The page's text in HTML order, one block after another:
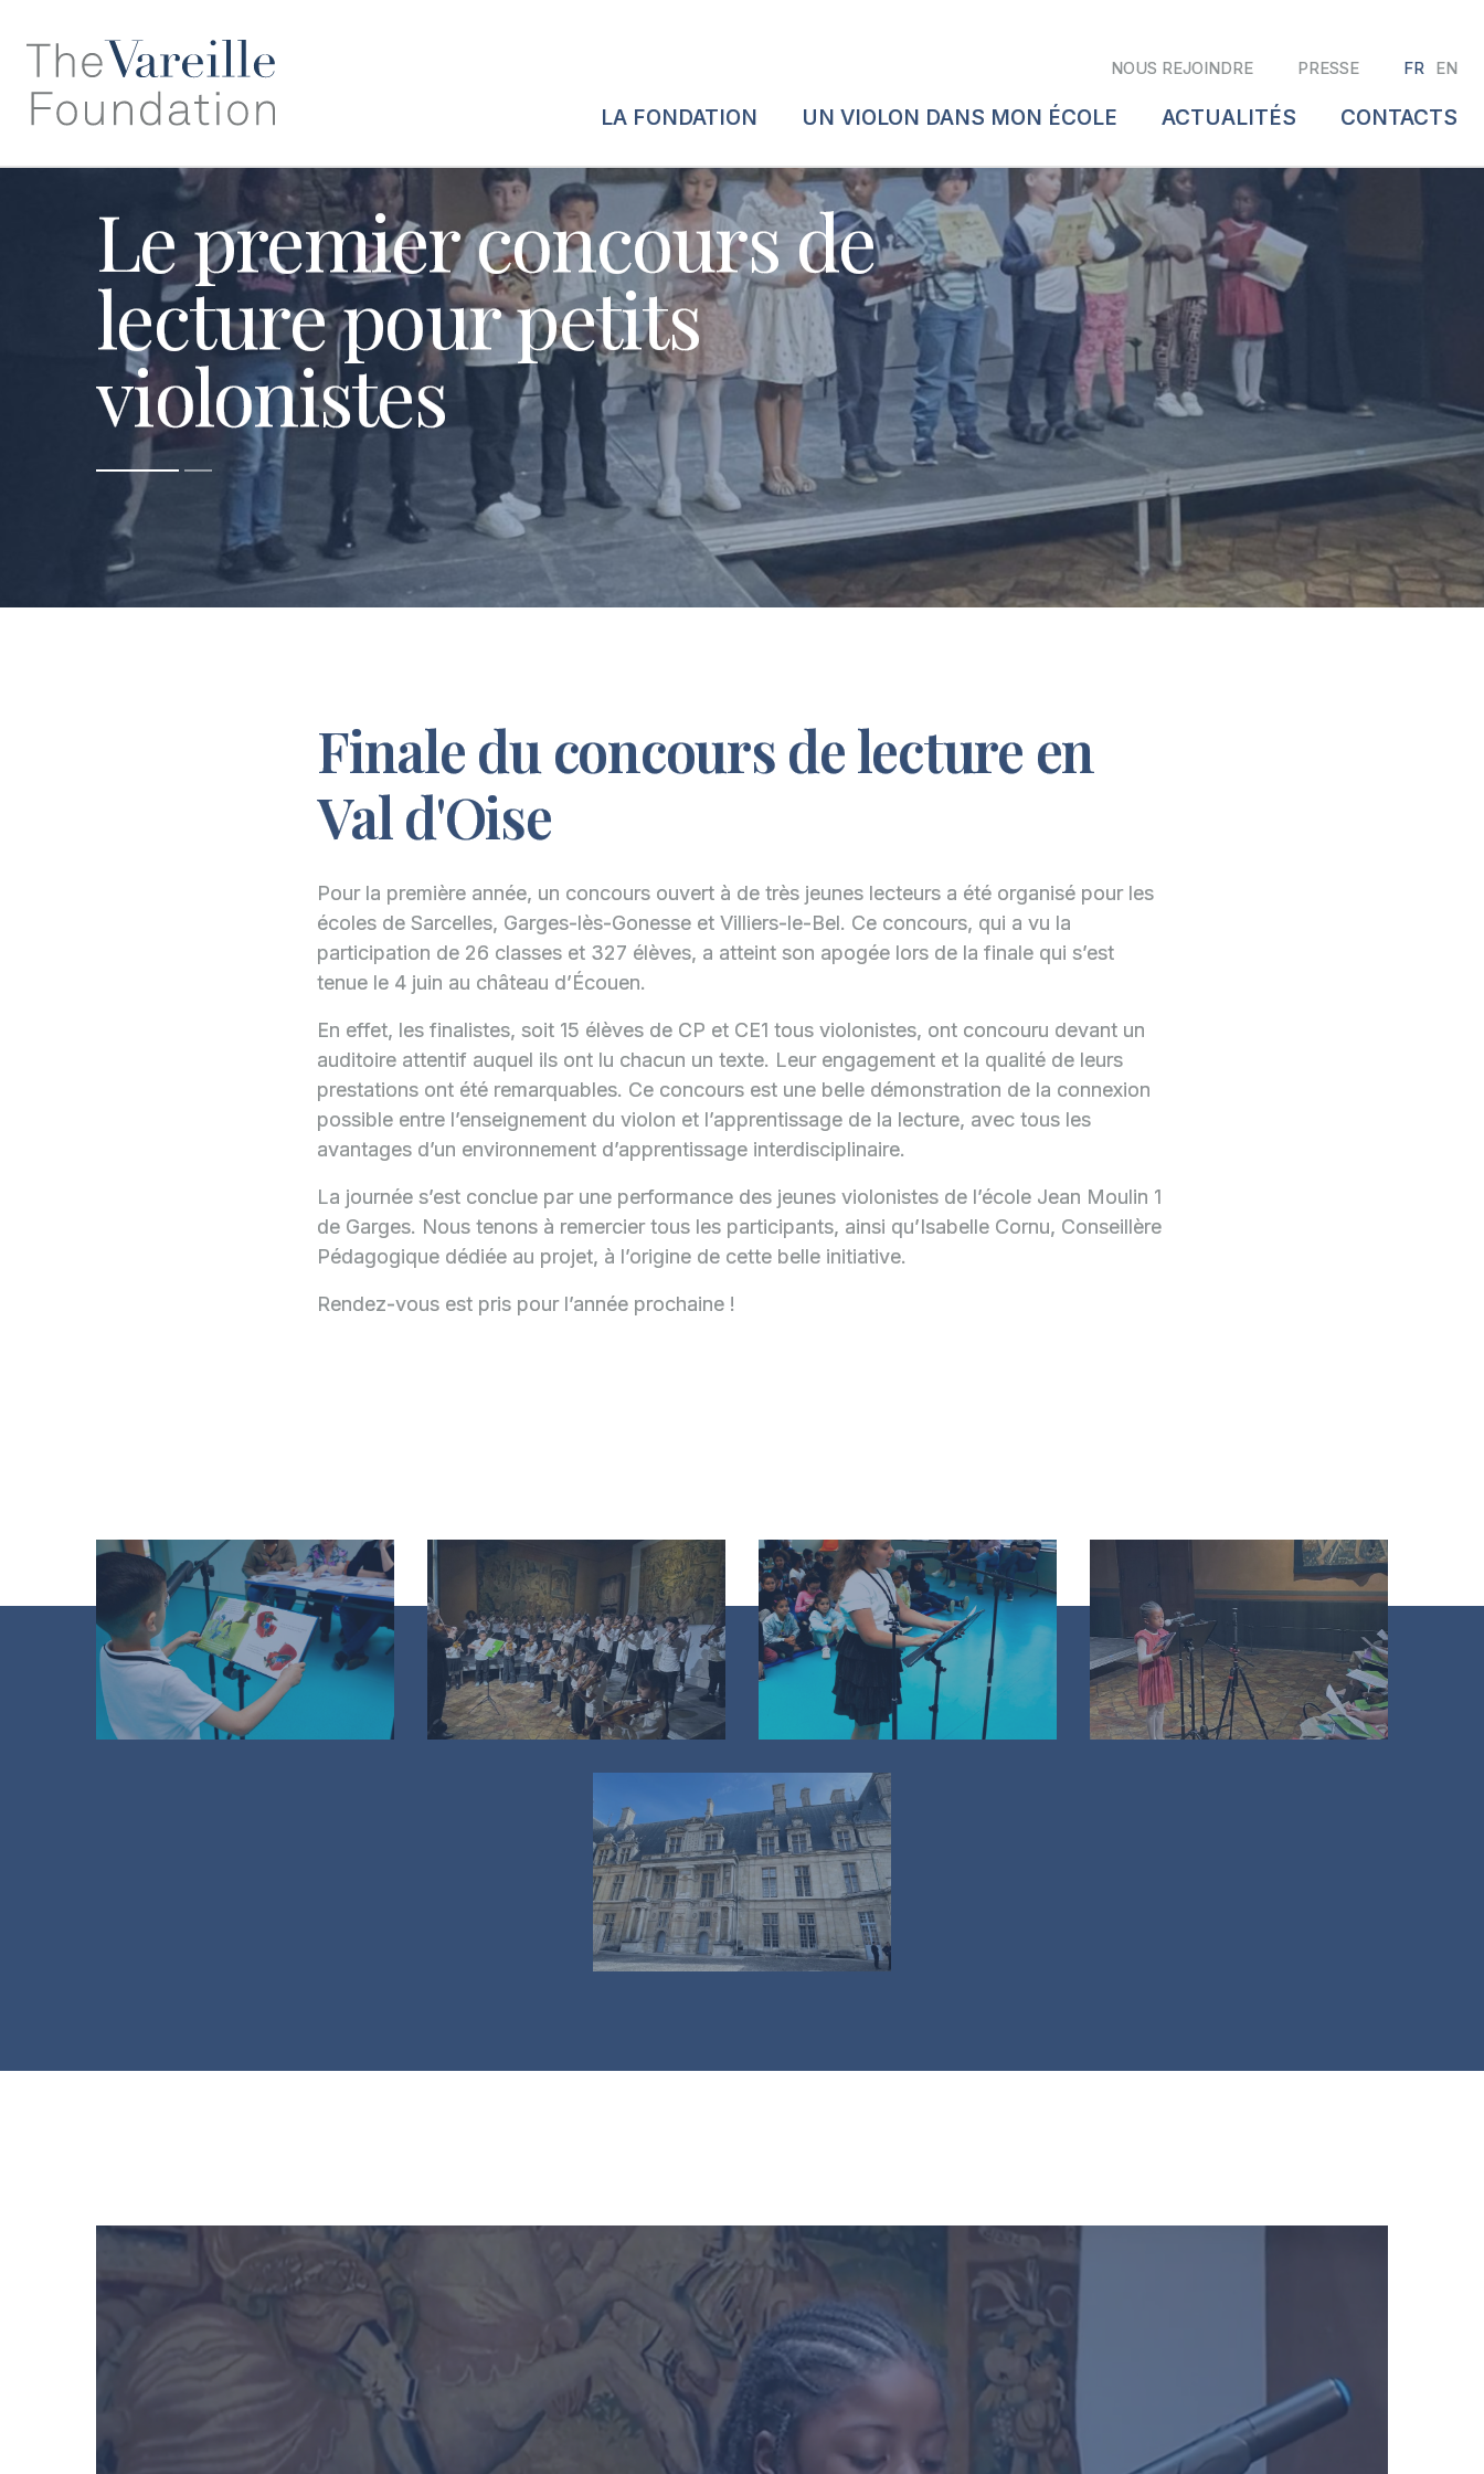
Le premier concours de
lecture pour petits
violonistes
Finale du concours de lecture en
Val d'Oise
Pour la première année, un concours ouvert à de très jeunes lecteurs a été organisé pour les
écoles de Sarcelles, Garges-lès-Gonesse et Villiers-le-Bel. Ce concours, qui a vu la
participation de 26 classes et 327 élèves, a atteint son apogée lors de la finale qui s’est
tenue le 4 juin au château d’Écouen.
En effet, les finalistes, soit 15 élèves de CP et CE1 tous violonistes, ont concouru devant un
auditoire attentif auquel ils ont lu chacun un texte. Leur engagement et la qualité de leurs
prestations ont été remarquables. Ce concours est une belle démonstration de la connexion
possible entre l’enseignement du violon et l’apprentissage de la lecture, avec tous les
avantages d’un environnement d’apprentissage interdisciplinaire.
La journée s’est conclue par une performance des jeunes violonistes de l’école Jean Moulin 1
de Garges. Nous tenons à remercier tous les participants, ainsi qu’Isabelle Cornu, Conseillère
Pédagogique dédiée au projet, à l’origine de cette belle initiative.
Rendez-vous est pris pour l’année prochaine !
NOUS REJOINDRE PRESSE FR EN
LA FONDATION UN VIOLON DANS MON ÉCOLE ACTUALITÉS CONTACTS